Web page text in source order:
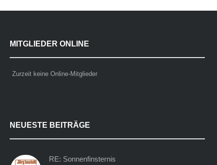
MITGLIEDER ONLINE
Zurzeit keine Online-Mitglieder
NEUESTE BEITRÄGE
RE: Sonnenfinsternis